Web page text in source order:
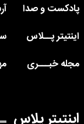
پادکست و صدا
اینتیتر پــلاس
مجله خبـــری
اینتیتر پلاس